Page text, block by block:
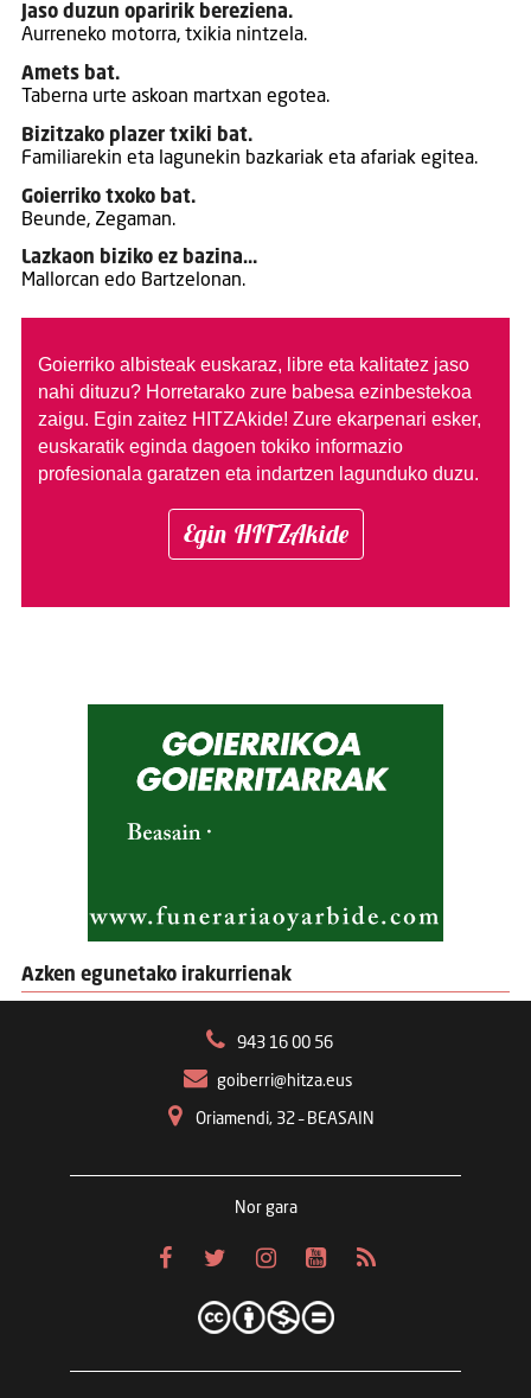
Jaso duzun oparirik bereziena.
Aurreneko motorra, txikia nintzela.
Amets bat.
Taberna urte askoan martxan egotea.
Bizitzako plazer txiki bat.
Familiarekin eta lagunekin bazkariak eta afariak egitea.
Goierriko txoko bat.
Beunde, Zegaman.
Lazkaon biziko ez bazina…
Mallorcan edo Bartzelonan.
Goierriko albisteak euskaraz, libre eta kalitatez jaso
nahi dituzu? Horretarako zure babesa ezinbestekoa
zaigu. Egin zaitez HITZAkide! Zure ekarpenari esker,
euskaratik eginda dagoen tokiko informazio
profesionala garatzen eta indartzen lagunduko duzu.
Egin HITZAkide
Azken egunetako irakurrienak
943 16 00 56
goiberri@hitza.eus
Oriamendi, 32 – BEASAIN
Nor gara